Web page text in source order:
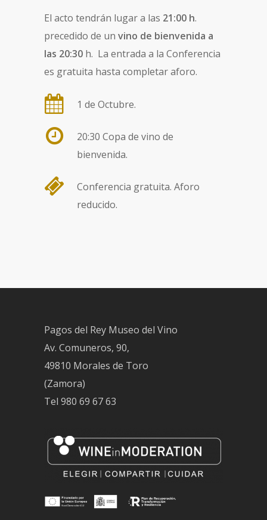
El acto tendrán lugar a las 21:00 h.
precedido de un vino de bienvenida a
las 20:30 h. La entrada a la Conferencia
es gratuita hasta completar aforo.
1 de Octubre.
20:30 Copa de vino de
bienvenida.
Conferencia gratuita. Aforo
reducido.
Pagos del Rey Museo del Vino
Av. Comuneros, 90,
49810 Morales de Toro
(Zamora)
Tel 980 69 67 63